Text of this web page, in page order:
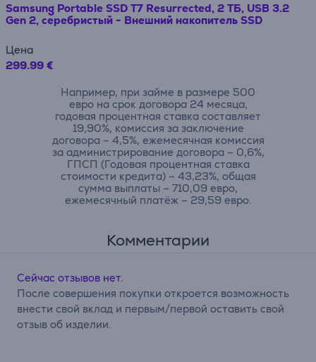
Samsung Portable SSD T7 Resurrected, 2 ТБ, USB 3.2
Gen 2, серебристый - Внешний накопитель SSD
Цена
299.99 €
Например, при займе в размере 500
евро на срок договора 24 месяца,
годовая процентная ставка составляет
19,90%, комиссия за заключение
договора – 4,5%, ежемесячная комиссия
за администрирование договора – 0,6%,
ГПСП (Годовая процентная ставка
стоимости кредита) – 43,23%, общая
сумма выплаты – 710,09 евро,
ежемесячный платёж – 29,59 евро.
Комментарии
Сейчас отзывов нет.
После совершения покупки откроется возможность
внести свой вклад и первым/первой оставить свой
отзыв об изделии.